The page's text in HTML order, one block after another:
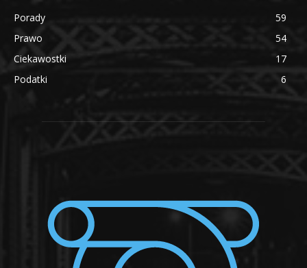
Porady
59
Prawo
54
Ciekawostki
17
Podatki
6